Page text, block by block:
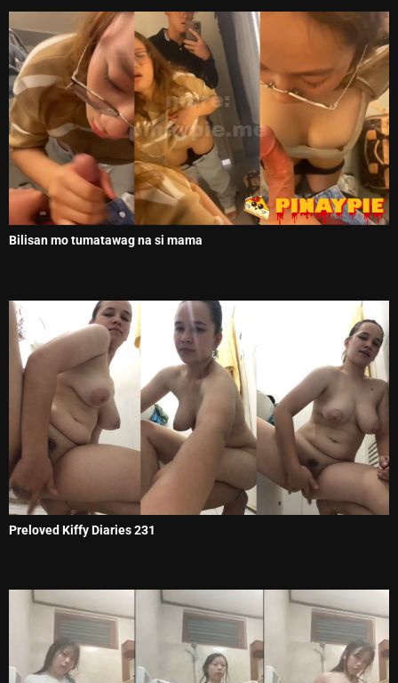
Bilisan mo tumatawag na si mama
Preloved Kiffy Diaries 231